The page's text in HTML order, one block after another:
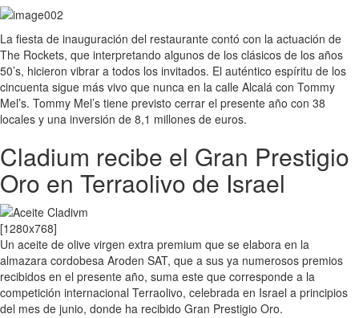
La fiesta de inauguración del restaurante contó con la actuación de
The Rockets, que interpretando algunos de los clásicos de los años
50’s, hicieron vibrar a todos los invitados. El auténtico espíritu de los
cincuenta sigue más vivo que nunca en la calle Alcalá con Tommy
Mel’s. Tommy Mel’s tiene previsto cerrar el presente año con 38
locales y una inversión de 8,1 millones de euros.
Cladium recibe el Gran Prestigio
Oro en Terraolivo de Israel
Un aceite de olive virgen extra premium que se elabora en la
almazara cordobesa Aroden SAT, que a sus ya numerosos premios
recibidos en el presente año, suma este que corresponde a la
competición internacional Terraolivo, celebrada en Israel a principios
del mes de junio, donde ha recibido Gran Prestigio Oro.